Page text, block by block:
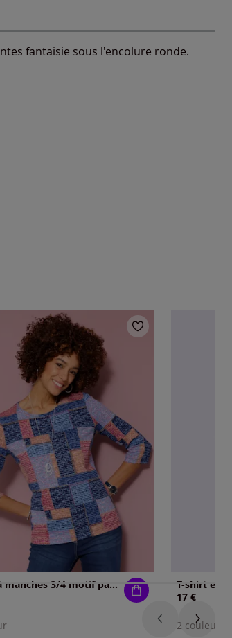
fantaisie sous l'encolure ronde.
T-shirt à manches 3/4 motif patchwork
17 €
2 couleurs